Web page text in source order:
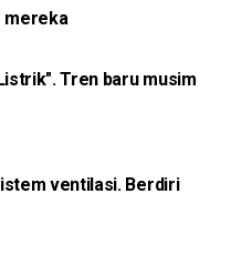
mereka
Tren baru musim
ventilasi. Berdiri